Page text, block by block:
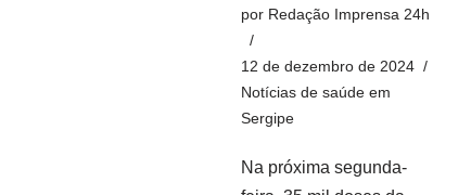
por Redação Imprensa 24h
12 de dezembro de 2024
Notícias de saúde em
Sergipe
Na próxima segunda-